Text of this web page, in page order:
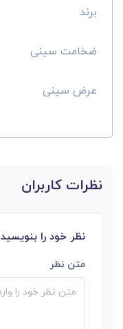
برند
ضخامت سینی
عرض سینی
نظرات کاربران
نظر خود را بنویسید
متن نظر